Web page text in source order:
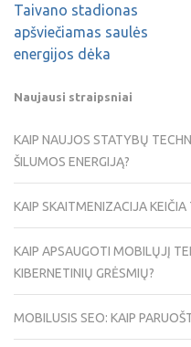
Taivano stadionas
apšviečiamas saulės
energijos dėka
Naujausi straipsniai
KAIP NAUJOS STATYBŲ
ŠILUMOS ENERGIJĄ?
KAIP SKAITMENIZACIJA KEIČIA
KAIP APSAUGOTI MOBILŲJĮ
KIBERNETINIŲ GRĖSMIŲ?
MOBILUSIS SEO: KAIP